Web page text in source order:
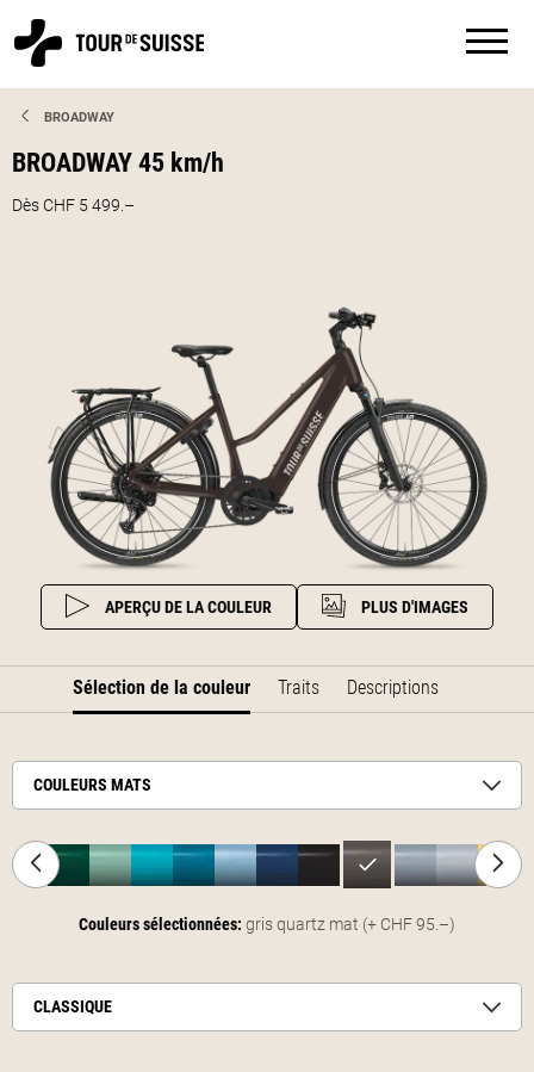
BROADWAY
BROADWAY 45 km/h
Dès CHF 5 499.–
APERÇU DE LA COULEUR PLUS D'IMAGES
Sélection de la couleur Traits Descriptions
COULEURS MATS
Couleurs sélectionnées: gris quartz mat (+ CHF 95.–)
CLASSIQUE